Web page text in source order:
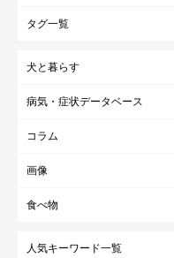
タグ一覧
犬と暮らす
病気・症状データベース
コラム
画像
食べ物
人気キーワード一覧